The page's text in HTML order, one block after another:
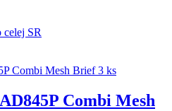
celej SR
Combi Mesh